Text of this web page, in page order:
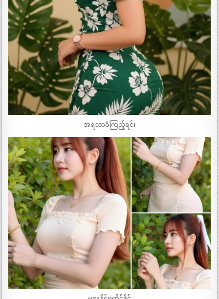
အရသာခံကြည့်ရင်း